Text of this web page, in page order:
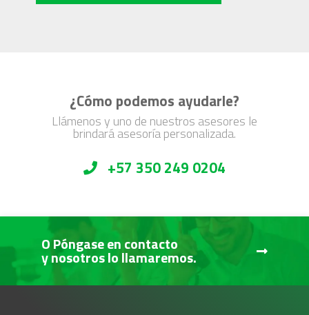
¿Cómo podemos ayudarle?
Llámenos y uno de nuestros asesores le
brindará asesoría personalizada.
+57 350 249 0204
O Póngase en contacto
y nosotros lo llamaremos.